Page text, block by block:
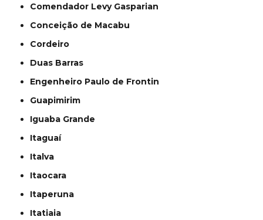
Comendador Levy Gasparian
Conceição de Macabu
Cordeiro
Duas Barras
Engenheiro Paulo de Frontin
Guapimirim
Iguaba Grande
Itaguaí
Italva
Itaocara
Itaperuna
Itatiaia